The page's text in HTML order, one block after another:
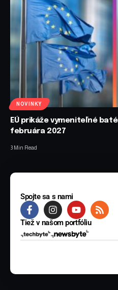
NOVINKY
EÚ prikáže vymeniteľné
februára 2027
3 Min Read
Spojte sa s nami
Tiež v našom portfóliu